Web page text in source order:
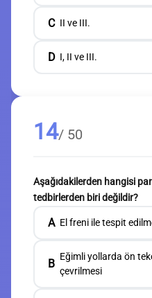
C II ve III.
D I, II ve III.
14/ 50
Aşağıdakilerden hangisi
tedbirlerden biri değildir?
A El freni ile tespit
B
Eğimli yollarda ön
çevrilmesi